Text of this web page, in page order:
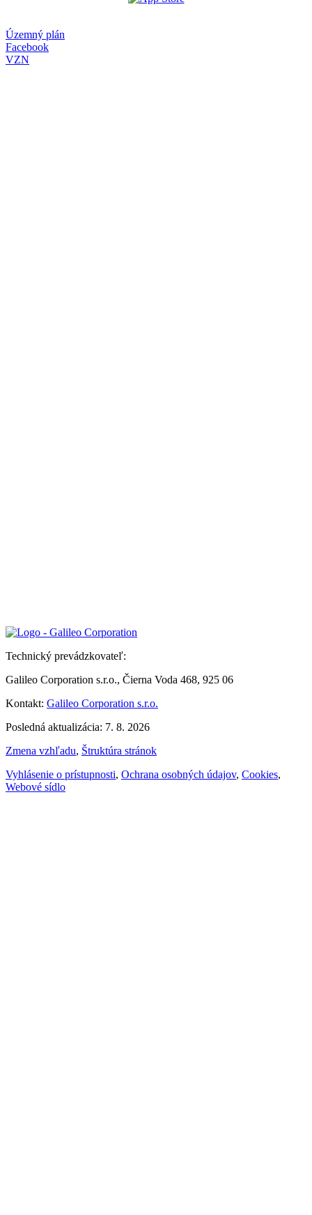
Územný plán
Facebook
VZN
Technický prevádzkovateľ:
Galileo Corporation s.r.o., Čierna Voda 468, 925 06
Kontakt: Galileo Corporation s.r.o.
Posledná aktualizácia: 7. 8. 2026
Zmena vzhľadu, Štruktúra stránok
Vyhlásenie o prístupnosti, Ochrana osobných údajov, Cookies,
Webové sídlo